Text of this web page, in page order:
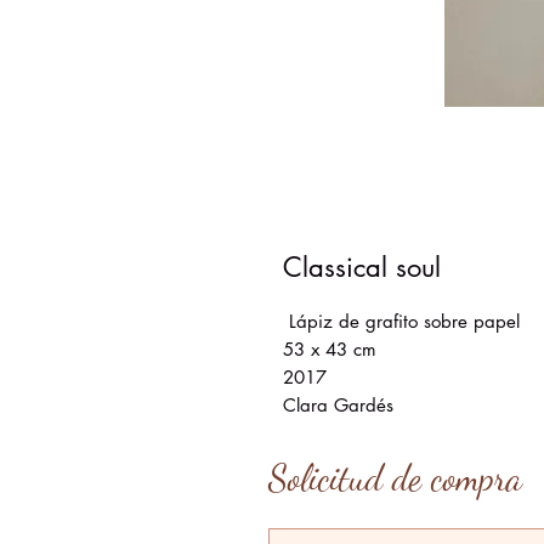
Classical soul
Lápiz de grafito sobre papel
53 x 43 cm
2017
Clara Gardés
Solicitud de compra